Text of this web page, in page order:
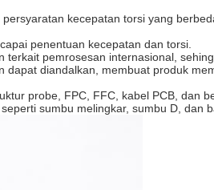
kecepatan torsi yang
penentuan kecepatan dan torsi.
pemrosesan internasional,
diandalkan, membuat produk
probe, FPC, FFC, kabel PCB, dan
sumbu melingkar, sumbu D, dan